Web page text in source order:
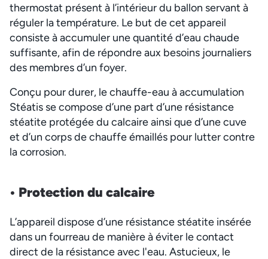
thermostat présent à l’intérieur du ballon servant à
réguler la température. Le but de cet appareil
consiste à accumuler une quantité d’eau chaude
suffisante, afin de répondre aux besoins journaliers
des membres d’un foyer.
Conçu pour durer, le chauffe-eau à accumulation
Stéatis se compose d’une part d’une résistance
stéatite protégée du calcaire ainsi que d’une cuve
et d’un corps de chauffe émaillés pour lutter contre
la corrosion.
• Protection du calcaire
L’appareil dispose d’une résistance stéatite insérée
dans un fourreau de manière à éviter le contact
direct de la résistance avec l'eau. Astucieux, le